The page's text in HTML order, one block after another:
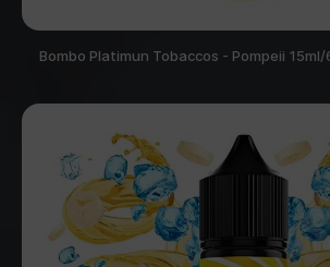
Bombo Platimun Tobaccos - Pompeii 15ml/